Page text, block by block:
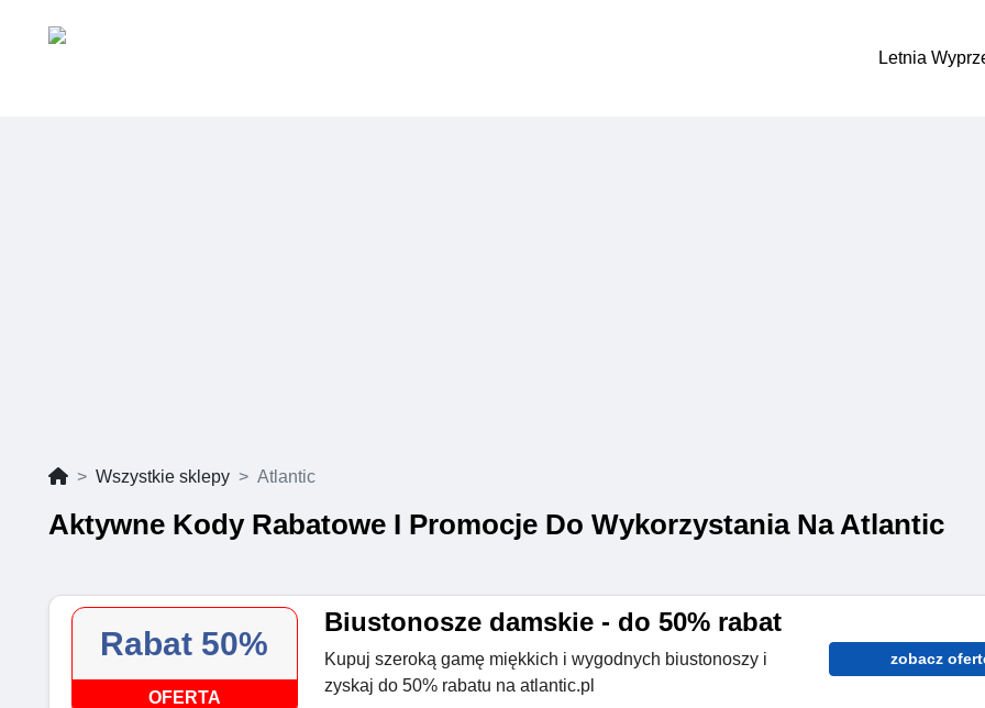
Letnia
Wszystkie sklepy Atlantic
Aktywne Kody Rabatowe I Promocje Do Wykorzystania Na Atlantic
Rabat 50%
OFERTA
Biustonosze damskie - do 50% rabat
Kupuj szeroką gamę miękkich i wygodnych biustonoszy i
zyskaj do 50% rabatu na atlantic.pl
zobacz